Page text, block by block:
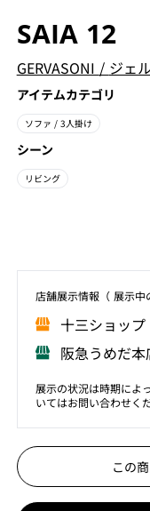
SAIA 12
GERVASONI / ジェ
アイテムカテゴリ
ソファ / 3人掛け
シーン
リビング
店舗展⽰情報（ 展⽰中
⼗三ショッ
阪急うめだ
展示の状況は時期によ
いてはお問い合わせく
この